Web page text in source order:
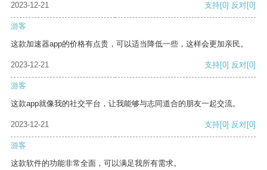
2023-12-21
支持[0] 反对[0]
游客
这款加速器app的价格有点贵，可以适当降低一些，这样会更加亲民。
2023-12-21 支持[0] 反对[0]
游客
这款app就像我的社交平台，让我能够与志同道合的朋友一起交流。
2023-12-21 支持[0] 反对[0]
游客
这款软件的功能非常全面，可以满足我所有需求。